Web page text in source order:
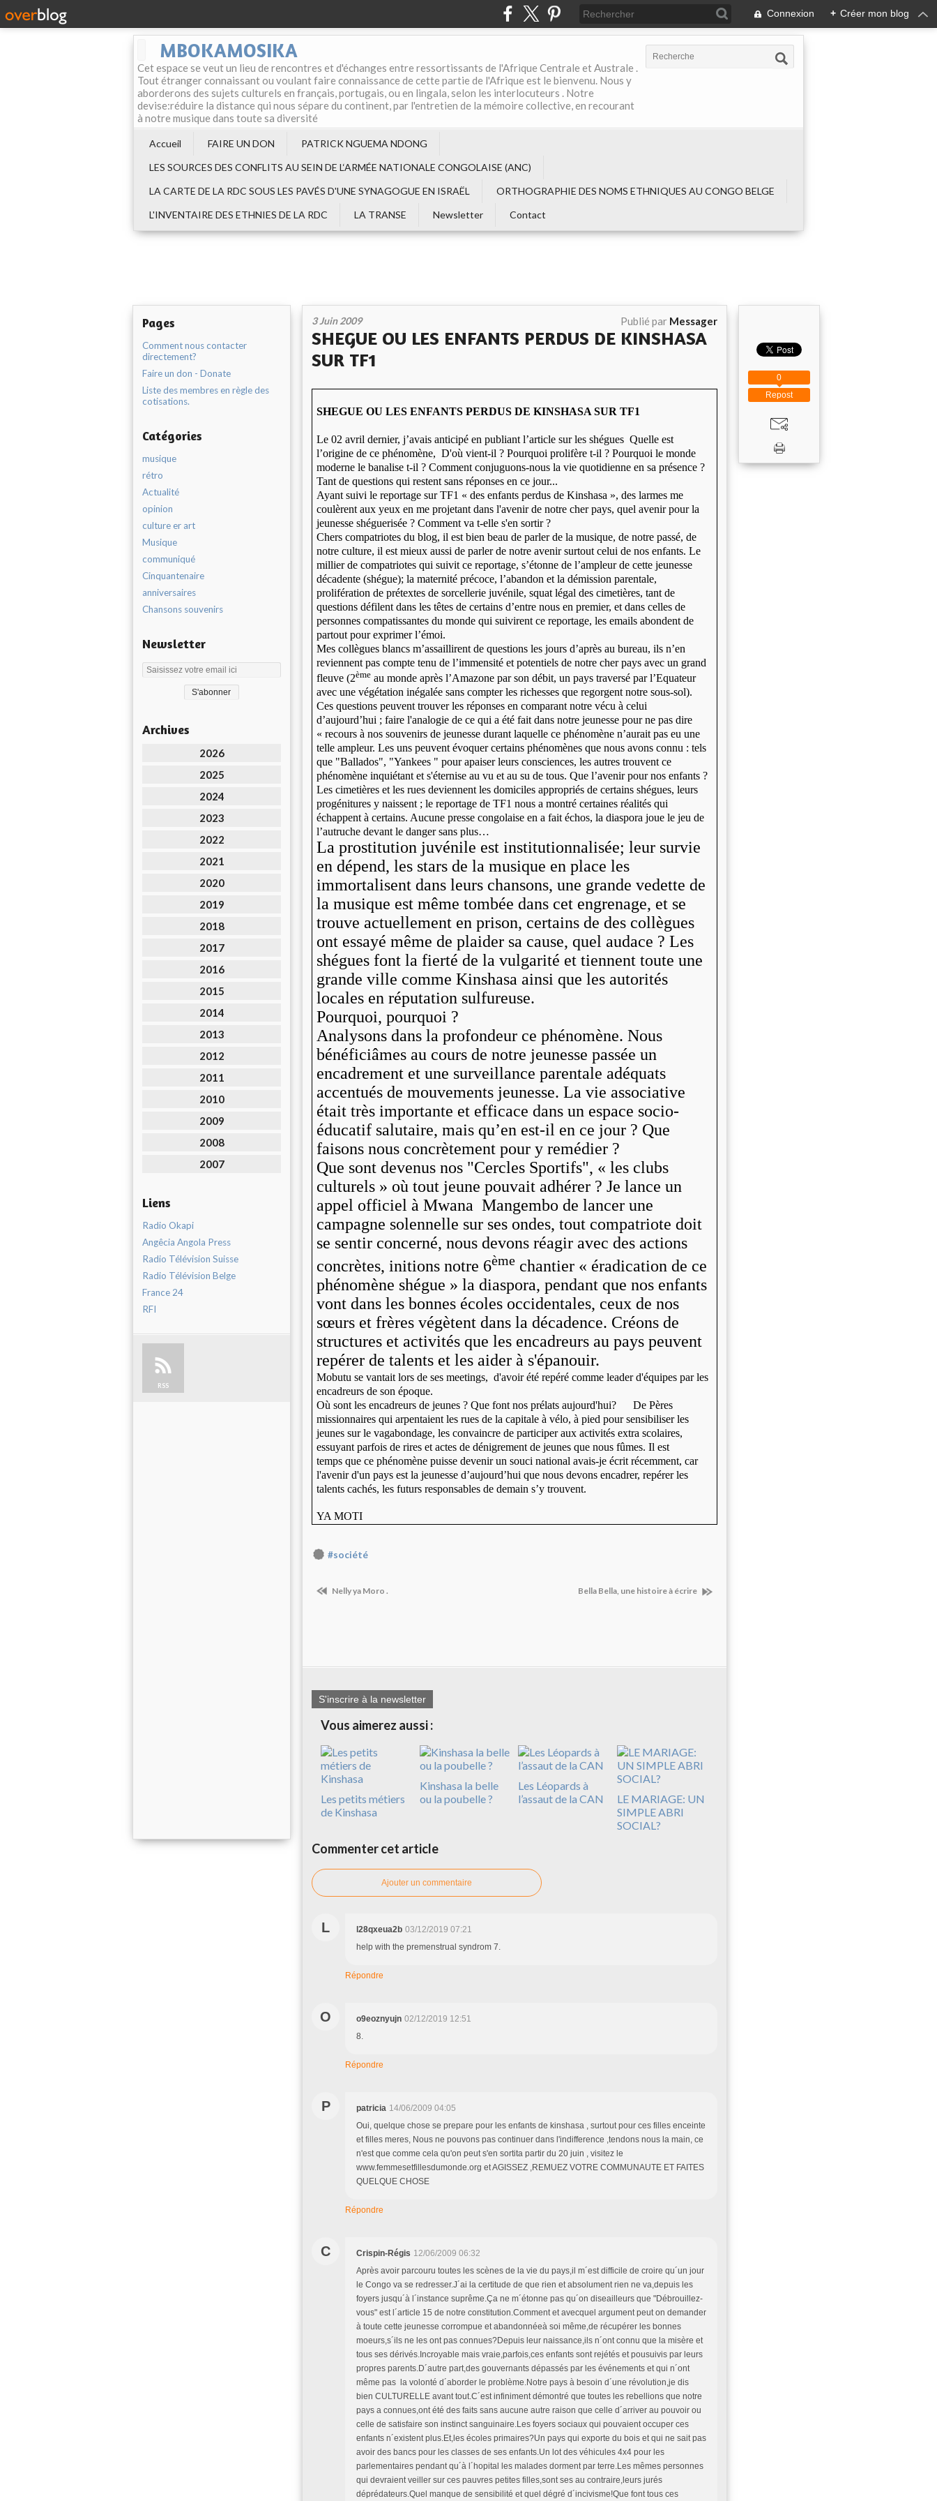
Connexion + Créer mon blog
MBOKAMOSIKA
Cet espace se veut un lieu de rencontres et d'échanges entre ressortissants de l'Afrique Centrale et Australe .
Tout étranger connaissant ou voulant faire connaissance de cette partie de l'Afrique est le bienvenu. Nous y
aborderons des sujets culturels en français, portugais, ou en lingala, selon les interlocuteurs . Notre
devise:réduire la distance qui nous sépare du continent, par l'entretien de la mémoire collective, en recourant
à notre musique dans toute sa diversité
Accueil FAIRE UN DON
PATRICK NGUEMA NDONG
LES SOURCES DES CONFLITS AU SEIN DE L‘ARMÉE NATIONALE CONGOLAISE (ANC)
LA CARTE DE LA RDC SOUS LES PAVÉS D'UNE SYNAGOGUE EN ISRAËL
ORTHOGRAPHIE DES NOMS ETHNIQUES AU CONGO BELGE
L'INVENTAIRE DES ETHNIES DE LA RDC
LA TRANSE Newsletter Contact
Pages
Comment nous contacter
directement?
Faire un don - Donate
Liste des membres en règle des
cotisations.
Catégories
musique
rétro
Actualité
opinion
culture er art
Musique
communiqué
Cinquantenaire
anniversaires
Chansons souvenirs
Newsletter
Archives
2026
2025
2024
2023
2022
2021
2020
2019
2018
2017
2016
2015
2014
2013
2012
2011
2010
2009
2008
2007
Liens
Radio Okapi
Angêcia Angola Press
Radio Télévision Suisse
Radio Télévision Belge
France 24
RFI
RSS
3 Juin 2009 Publié par Messager
SHEGUE OU LES ENFANTS PERDUS DE KINSHASA
SUR TF1
SHEGUE OU LES ENFANTS PERDUS DE KINSHASA SUR TF1
Le 02 avril dernier, j’avais anticipé en publiant l’article sur les shégues Quelle est
l’origine de ce phénomène, D'où vient-il ? Pourquoi prolifère t-il ? Pourquoi le monde
moderne le banalise t-il ? Comment conjuguons-nous la vie quotidienne en sa présence ?
Tant de questions qui restent sans réponses en ce jour...
Ayant suivi le reportage sur TF1 « des enfants perdus de Kinshasa », des larmes me
coulèrent aux yeux en me projetant dans l'avenir de notre cher pays, quel avenir pour la
jeunesse shéguerisée ? Comment va t-elle s'en sortir ?
Chers compatriotes du blog, il est bien beau de parler de la musique, de notre passé, de
notre culture, il est mieux aussi de parler de notre avenir surtout celui de nos enfants. Le
millier de compatriotes qui suivit ce reportage, s’étonne de l’ampleur de cette jeunesse
décadente (shégue); la maternité précoce, l’abandon et la démission parentale,
prolifération de prétextes de sorcellerie juvénile, squat légal des cimetières, tant de
questions défilent dans les têtes de certains d’entre nous en premier, et dans celles de
personnes compatissantes du monde qui suivirent ce reportage, les emails abondent de
partout pour exprimer l’émoi.
Mes collègues blancs m’assaillirent de questions les jours d’après au bureau, ils n’en
reviennent pas compte tenu de l’immensité et potentiels de notre cher pays avec un grand
fleuve (2èmeau monde après l’Amazone par son débit, un pays traversé par l’Equateur
avec une végétation inégalée sans compter les richesses que regorgent notre sous-sol).
Ces questions peuvent trouver les réponses en comparant notre vécu à celui
d’aujourd’hui ; faire l'analogie de ce qui a été fait dans notre jeunesse pour ne pas dire
« recours à nos souvenirs de jeunesse durant laquelle ce phénomène n’aurait pas eu une
telle ampleur. Les uns peuvent évoquer certains phénomènes que nous avons connu : tels
que "Ballados", "Yankees " pour apaiser leurs consciences, les autres trouvent ce
phénomène inquiétant et s'éternise au vu et au su de tous. Que l’avenir pour nos enfants ?
Les cimetières et les rues deviennent les domiciles appropriés de certains shégues, leurs
progénitures y naissent ; le reportage de TF1 nous a montré certaines réalités qui
échappent à certains. Aucune presse congolaise en a fait échos, la diaspora joue le jeu de
l’autruche devant le danger sans plus…
La prostitution juvénile est institutionnalisée; leur survie
en dépend, les stars de la musique en place les
immortalisent dans leurs chansons, une grande vedette de
la musique est même tombée dans cet engrenage, et se
trouve actuellement en prison, certains de des collègues
ont essayé même de plaider sa cause, quel audace ? Les
shégues font la fierté de la vulgarité et tiennent toute une
grande ville comme Kinshasa ainsi que les autorités
locales en réputation sulfureuse.
Pourquoi, pourquoi ?
Analysons dans la profondeur ce phénomène. Nous
bénéficiâmes au cours de notre jeunesse passée un
encadrement et une surveillance parentale adéquats
accentués de mouvements jeunesse. La vie associative
était très importante et efficace dans un espace socio-
éducatif salutaire, mais qu’en est-il en ce jour ? Que
faisons nous concrètement pour y remédier ?
Que sont devenus nos "Cercles Sportifs", « les clubs
culturels » où tout jeune pouvait adhérer ? Je lance un
appel officiel à Mwana Mangembo de lancer une
campagne solennelle sur ses ondes, tout compatriote doit
se sentir concerné, nous devons réagir avec des actions
concrètes, initions notre 6èmechantier « éradication de ce
phénomène shégue » la diaspora, pendant que nos enfants
vont dans les bonnes écoles occidentales, ceux de nos
sœurs et frères végètent dans la décadence. Créons de
structures et activités que les encadreurs au pays peuvent
repérer de talents et les aider à s'épanouir.
Mobutu se vantait lors de ses meetings, d'avoir été repéré comme leader d'équipes par les
encadreurs de son époque.
Où sont les encadreurs de jeunes ? Que font nos prélats aujourd'hui? De Pères
missionnaires qui arpentaient les rues de la capitale à vélo, à pied pour sensibiliser les
jeunes sur le vagabondage, les convaincre de participer aux activités extra scolaires,
essuyant parfois de rires et actes de dénigrement de jeunes que nous fûmes. Il est
temps que ce phénomène puisse devenir un souci national avais-je écrit récemment, car
l'avenir d'un pays est la jeunesse d’aujourd’hui que nous devons encadrer, repérer les
talents cachés, les futurs responsables de demain s’y trouvent.
YA MOTI
#société
Nelly ya Moro . Bella Bella, une histoire à écrire
S'inscrire à la newsletter
Vous aimerez aussi :
Les petits métiers
de Kinshasa
Kinshasa la belle
ou la poubelle ?
Les Léopards à
l’assaut de la CAN
LE MARIAGE: UN
SIMPLE ABRI
SOCIAL?
Commenter cet article
Ajouter un commentaire
L l28qxeua2b 03/12/2019 07:21
help with the premenstrual syndrom 7.
Répondre
O o9eoznyujn 02/12/2019 12:51
8.
Répondre
P patricia 14/06/2009 04:05
Oui, quelque chose se prepare pour les enfants de kinshasa , surtout pour ces filles enceinte
et filles meres, Nous ne pouvons pas continuer dans l'indifference ,tendons nous la main, ce
n'est que comme cela qu'on peut s'en sortita partir du 20 juin , visitez le
www.femmesetfillesdumonde.org et AGISSEZ ,REMUEZ VOTRE COMMUNAUTE ET FAITES
QUELQUE CHOSE
Répondre
C Crispin-Régis 12/06/2009 06:32
Après avoir parcouru toutes les scènes de la vie du pays,il m´est difficile de croire qu´un jour
le Congo va se redresser.J´ai la certitude de que rien et absolument rien ne va,depuis les
foyers jusqu´à l´instance suprême.Ça ne m´étonne pas qu´on diseailleurs que "Débrouillez-
vous" est l´article 15 de notre constitution.Comment et avecquel argument peut on demander
à toute cette jeunesse corrompue et abandonnéeà soi même,de récupérer les bonnes
moeurs,s´ils ne les ont pas connues?Depuis leur naissance,ils n´ont connu que la misère et
tous ses dérivés.Incroyable mais vraie,parfois,ces enfants sont rejétés et pousuivis par leurs
propres parents.D´autre part,des gouvernants dépassés par les événements et qui n´ont
même pas la volonté d´aborder le problème.Notre pays à besoin d´une révolution,je dis
bien CULTURELLE avant tout.C´est infiniment démontré que toutes les rebellions que notre
pays a connues,ont été des faits sans aucune autre raison que celle d´arriver au pouvoir ou
celle de satisfaire son instinct sanguinaire.Les foyers sociaux qui pouvaient occuper ces
enfants n´existent plus.Et,les écoles primaires?Un pays qui exporte du bois et qui ne sait pas
avoir des bancs pour les classes de ses enfants.Un lot des véhicules 4x4 pour les
parlementaires pendant qu´à l´hopital les malades dorment par terre.Les mêmes personnes
qui devraient veiller sur ces pauvres petites filles,sont ses au contraire,leurs jurés
déprédateurs.Quel manque de sensibilité et quel dégré d´incivisme!Que font tous ces
Repost
0